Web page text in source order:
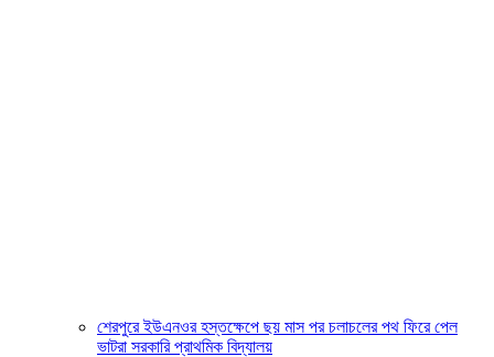
শেরপুরে ইউএনওর হস্তক্ষেপে ছয় মাস পর চলাচলের পথ ফিরে পেল
ভাটরা সরকারি প্রাথমিক বিদ্যালয়